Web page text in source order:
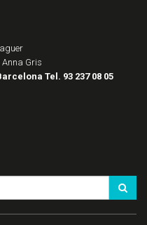
Anna Gris
Tel. 93 237 08 05